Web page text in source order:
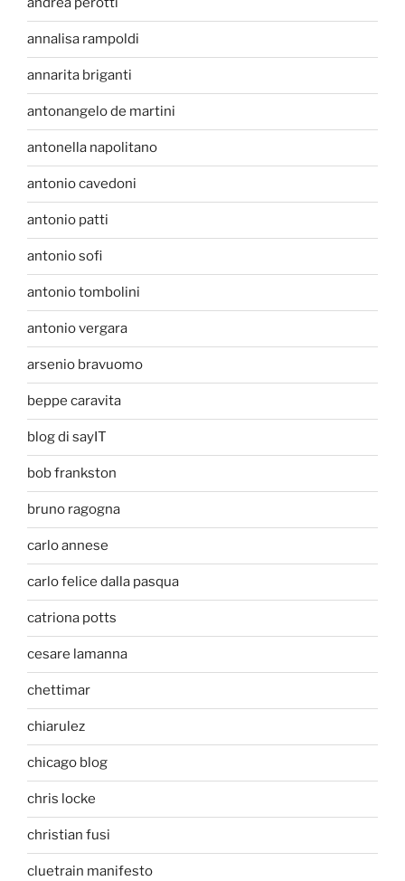
annalisa rampoldi
annarita briganti
antonangelo de martini
antonella napolitano
antonio cavedoni
antonio patti
antonio sofi
antonio tombolini
antonio vergara
arsenio bravuomo
beppe caravita
blog di sayIT
bob frankston
bruno ragogna
carlo annese
carlo felice dalla pasqua
catriona potts
cesare lamanna
chettimar
chiarulez
chicago blog
chris locke
christian fusi
cluetrain manifesto